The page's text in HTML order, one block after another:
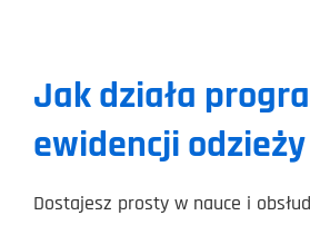
Jak działa
ewidencji
Dostajesz prosty w nauce i